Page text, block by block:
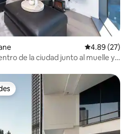
Calificación
4.89 (27)
de la ciudad junto al muelle y